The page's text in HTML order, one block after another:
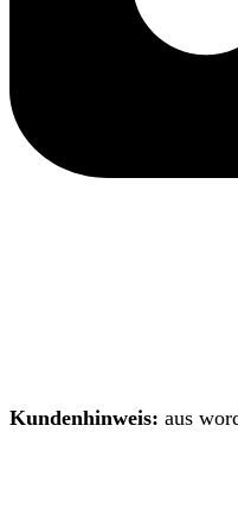
Kundenhinweis: aus